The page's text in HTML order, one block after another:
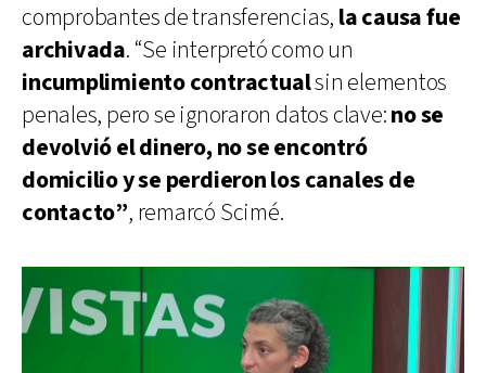
comprobantes de transferencias, la causa fue
archivada. “Se interpretó como un
incumplimiento contractualsin elementos
penales, pero se ignoraron datos clave:no se
devolvió el dinero, no se encontró
domicilio y se perdieron los canales de
contacto”, remarcó Scimé.